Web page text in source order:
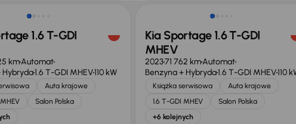
1.6 T-GDI
kmAutomat
Hybryda1.6 T-GDI MHEV110 kW
Auta krajowe
Salon Polska
Kia Sportage 1.6 T-GDI
MHEV
202371 762 kmAutomat
Benzyna + Hybryda1.6 T-GDI MHEV110
Książka serwisowa
Auta krajowe
1.6 T-GDI MHEV
Salon Polska
+6 kolejnych